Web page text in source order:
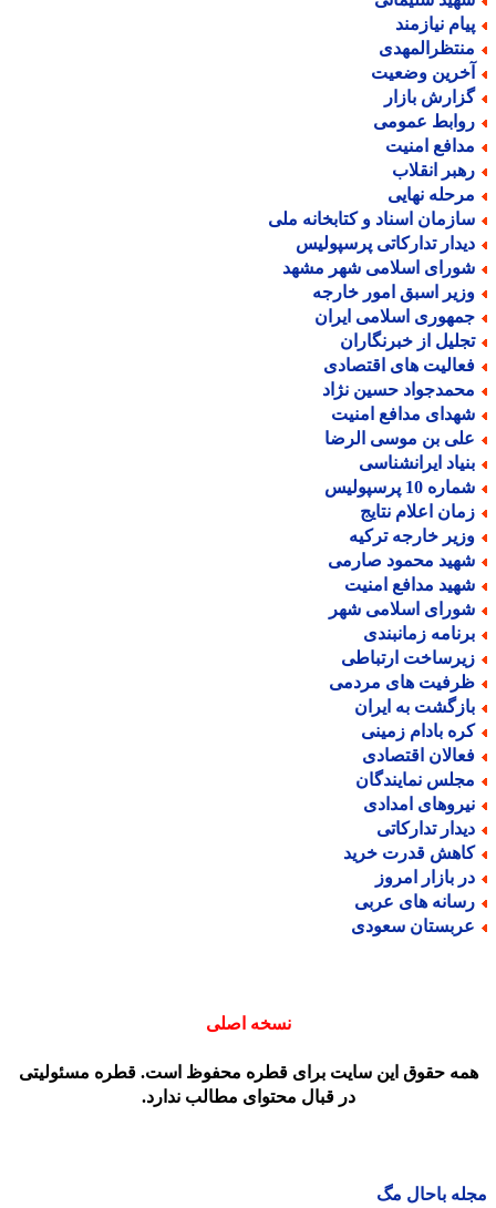
نیازمند
وضعیت
بازار
عمومی
امنیت
انقلاب
نهایی
اسناد و کتابخانه ملی
تدارکاتی پرسپولیس
اسلامی شهر مشهد
اسبق امور خارجه
اسلامی ایران
از خبرنگاران
های اقتصادی
حسین نژاد
مدافع امنیت
بن موسی الرضا
ایرانشناسی
10 پرسپولیس
اعلام نتایج
خارجه ترکیه
محمود صارمی
مدافع امنیت
اسلامی شهر
زمانبندی
ارتباطی
های مردمی
به ایران
بادام زمینی
اقتصادی
نمایندگان
امدادی
تدارکاتی
قدرت خرید
بازار امروز
های عربی
سعودی
نسخه اصلی
حقوق این سایت برای قطره محفوظ است. قطره مسئولیتی
در قبال محتوای مطالب ندارد.
باحال مگ